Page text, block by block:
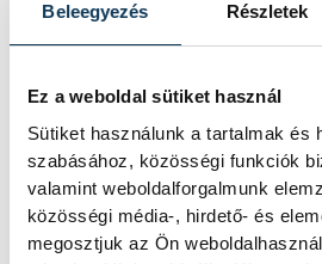
Beleegyezés Részletek
Ez a weboldal sütiket használ
Sütiket használunk a tartalmak és
szabásához, közösségi funkciók
valamint weboldalforgalmunk
közösségi média-, hirdető- és
megosztjuk az Ön
Események
KORÁBBI